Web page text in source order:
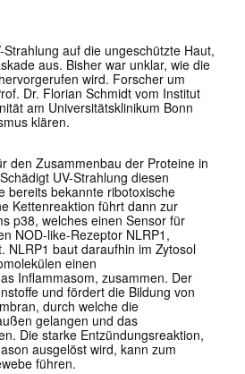
auf die ungeschützte Haut,
aus. Bisher war unklar, wie die
wird. Forscher um
Dr. Florian Schmidt vom Institut
am Universitätsklinikum Bonn
klären.
den Zusammenbau der Proteine in
UV-Strahlung diesen
bereits bekannte ribotoxische
Kettenreaktion führt dann zur
p38, welches einen Sensor für
NOD-like-Rezeptor NLRP1,
NLRP1 baut daraufhin im Zytosol
einen
Inflammasom, zusammen. Der
und fördert die Bildung von
durch welche die
gelangen und das
Die starke Entzündungsreaktion,
ausgelöst wird, kann zum
führen.